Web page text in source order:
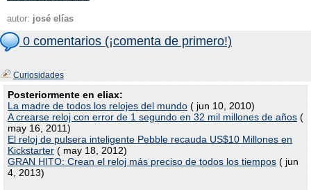
autor: josé elías
0 comentarios (¡comenta de primero!)
Curiosidades
Posteriormente en eliax:
La madre de todos los relojes del mundo ( jun 10, 2010)
A crearse reloj con error de 1 segundo en 32 mil millones de años (
may 16, 2011)
El reloj de pulsera inteligente Pebble recauda US$10 Millones en
Kickstarter ( may 18, 2012)
GRAN HITO: Crean el reloj más preciso de todos los tiempos ( jun
4, 2013)